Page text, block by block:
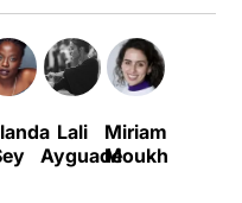
Lali
Ayguadé
Miriam
Moukhles